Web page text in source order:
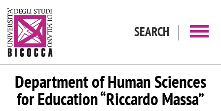
SEARCH
Department of Human Sciences
for Education “Riccardo Massa”